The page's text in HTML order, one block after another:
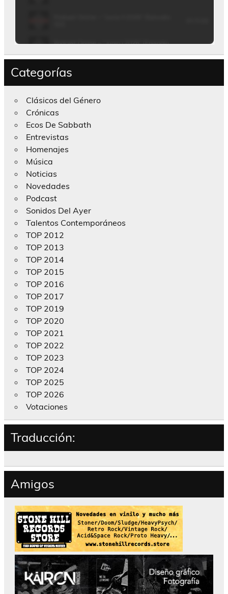
Categorías
Clásicos del Género
Crónicas
Ecos De Sabbath
Entrevistas
Homenajes
Música
Noticias
Novedades
Podcast
Sonidos Del Ayer
Talentos Contemporáneos
TOP 2012
TOP 2013
TOP 2014
TOP 2015
TOP 2016
TOP 2017
TOP 2019
TOP 2020
TOP 2021
TOP 2022
TOP 2023
TOP 2024
TOP 2025
TOP 2026
Votaciones
Traducción:
Amigos